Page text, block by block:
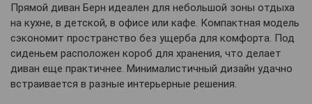
Прямой диван Берн идеален для небольшой зоны отдыха
на кухне, в детской, в офисе или кафе. Компактная модель
сэкономит пространство без ущерба для комфорта. Под
сиденьем расположен короб для хранения, что делает
диван еще практичнее. Минималистичный дизайн удачно
встраивается в разные интерьерные решения.